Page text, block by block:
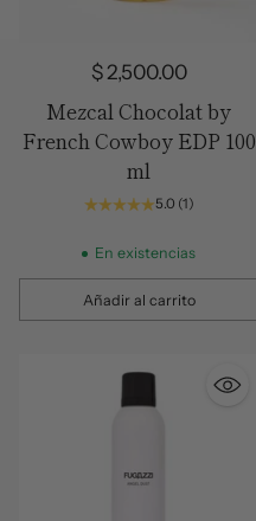
$ 2,500.00
Mezcal Chocolat by
French Cowboy EDP 100
ml
5.0 (1)
En existencias
Añadir al carrito
Cantidad